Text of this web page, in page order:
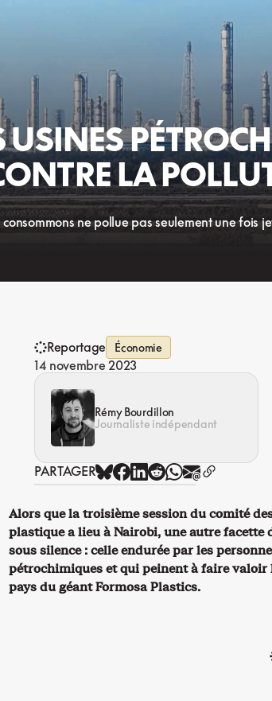
USINES
LA
ne pollue pas seulement une fois
Reportage Économie
14 novembre 2023
Rémy Bourdillon
Journaliste indépendant
PARTAGER
Alors que la troisième session du comité
plastique a lieu à Nairobi, une autre facette
sous silence : celle endurée par les
pétrochimiques et qui peinent à faire
pays du géant Formosa Plastics.